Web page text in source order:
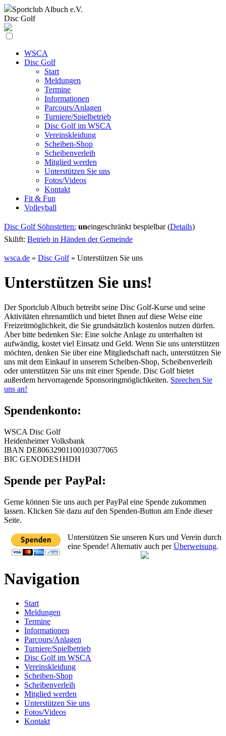
Sportclub Albuch e.V.
Disc Golf
WSCA
Disc Golf
Start
Meldungen
Termine
Informationen
Parcours/Anlagen
Turniere/Spielbetrieb
Disc Golf im WSCA
Vereinskleidung
Scheiben-Shop
Scheibenverleih
Mitglied werden
Unterstützen Sie uns
Fotos/Videos
Kontakt
Fit & Fun
Volleyball
Disc Golf Söhnstetten: uneingeschränkt bespielbar (Details)
Skilift: Betrieb in Händen der Gemeinde
wsca.de » Disc Golf» Unterstützen Sie uns
Unterstützen Sie uns!
Der Sportclub Albuch betreibt seine Disc Golf-Kurse und seine
Aktivitäten ehrenamtlich und bietet Ihnen auf diese Weise eine
Freizeitmöglichkeit, die Sie grundsätzlich kostenlos nutzen dürfen.
Aber bitte bedenken Sie: Eine solche Anlage zu unterhalten ist
aufwändig, kostet viel Einsatz und Geld. Wenn Sie uns unterstützen
möchten, denken Sie über eine Mitgliedschaft nach, unterstützen Sie
uns mit dem Einkauf in unserem Scheiben-Shop, Scheibenverleih
oder unterstützen Sie uns mit einer Spende. Disc Golf bietet
außerdem hervorragende Sponsoringmöglichkeiten. Sprechen Sie
uns an!
Spendenkonto:
WSCA Disc Golf
Heidenheimer Volksbank
IBAN DE80632901100103077065
BIC GENODES1HDH
Spende per PayPal:
Gerne können Sie uns auch per PayPal eine Spende zukommen
lassen. Klicken Sie dazu auf den Spenden-Button am Ende dieser
Seite.
Unterstützen Sie unseren Kurs und Verein durch
eine Spende! Alternativ auch perÜberweisung.
Navigation
Start
Meldungen
Termine
Informationen
Parcours/Anlagen
Turniere/Spielbetrieb
Disc Golf im WSCA
Vereinskleidung
Scheiben-Shop
Scheibenverleih
Mitglied werden
Unterstützen Sie uns
Fotos/Videos
Kontakt